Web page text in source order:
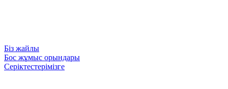
Біз жайлы
Бос жұмыс орындары
Серіктестерімізге